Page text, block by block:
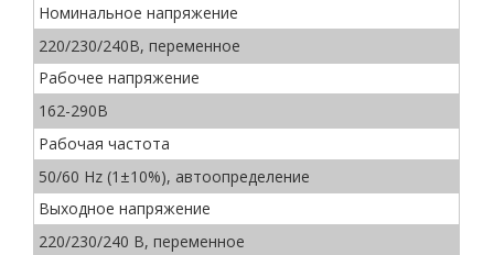
Номинальное напряжение
220/230/240В, переменное
Рабочее напряжение
162-290В
Рабочая частота
50/60 Hz (1±10%), автоопределение
Выходное напряжение
220/230/240 В, переменное